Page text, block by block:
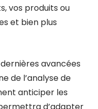
vos produits ou
et bien plus
avancées
de l’analyse de
anticiper les